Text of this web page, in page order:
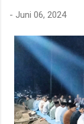
- Juni 06, 2024